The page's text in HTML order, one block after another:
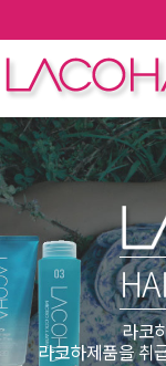
열기
열기
열기
열기 라코
라코하제품을 취